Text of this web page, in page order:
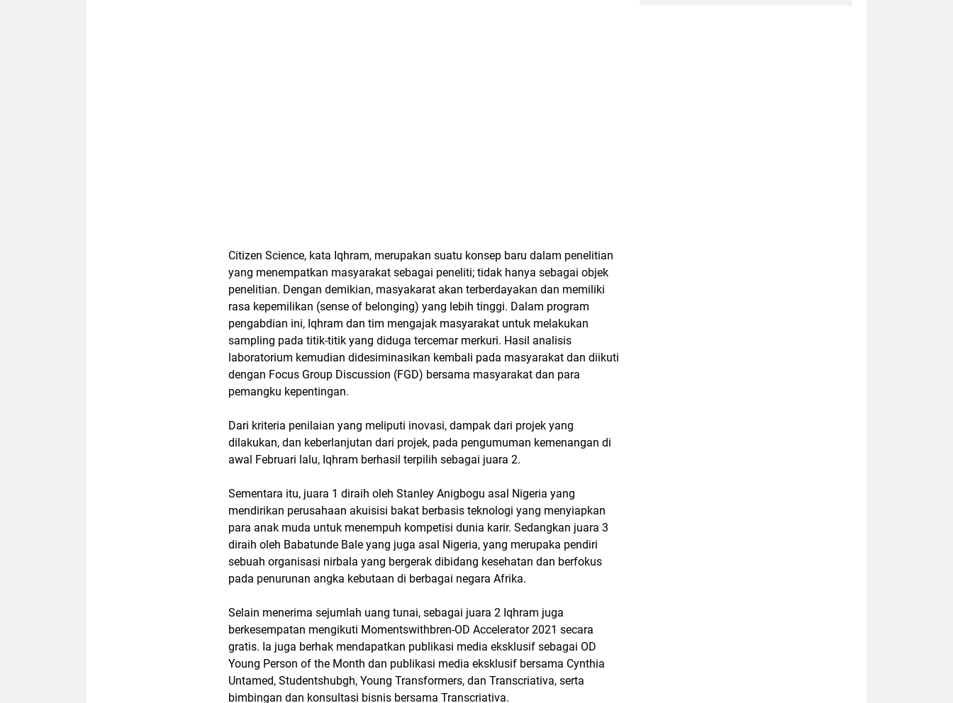
Citizen Science, kata Iqhram, merupakan suatu konsep baru dalam penelitian
yang menempatkan masyarakat sebagai peneliti; tidak hanya sebagai objek
penelitian. Dengan demikian, masyakarat akan terberdayakan dan memiliki
rasa kepemilikan (sense of belonging) yang lebih tinggi. Dalam program
pengabdian ini, Iqhram dan tim mengajak masyarakat untuk melakukan
sampling pada titik-titik yang diduga tercemar merkuri. Hasil analisis
laboratorium kemudian didesiminasikan kembali pada masyarakat dan diikuti
dengan Focus Group Discussion (FGD) bersama masyarakat dan para
pemangku kepentingan.
Dari kriteria penilaian yang meliputi inovasi, dampak dari projek yang
dilakukan, dan keberlanjutan dari projek, pada pengumuman kemenangan di
awal Februari lalu, Iqhram berhasil terpilih sebagai juara 2.
Sementara itu, juara 1 diraih oleh Stanley Anigbogu asal Nigeria yang
mendirikan perusahaan akuisisi bakat berbasis teknologi yang menyiapkan
para anak muda untuk menempuh kompetisi dunia karir. Sedangkan juara 3
diraih oleh Babatunde Bale yang juga asal Nigeria, yang merupaka pendiri
sebuah organisasi nirbala yang bergerak dibidang kesehatan dan berfokus
pada penurunan angka kebutaan di berbagai negara Afrika.
Selain menerima sejumlah uang tunai, sebagai juara 2 Iqhram juga
berkesempatan mengikuti Momentswithbren-OD Accelerator 2021 secara
gratis. Ia juga berhak mendapatkan publikasi media eksklusif sebagai OD
Young Person of the Month dan publikasi media eksklusif bersama Cynthia
Untamed, Studentshubgh, Young Transformers, dan Transcriativa, serta
bimbingan dan konsultasi bisnis bersama Transcriativa.